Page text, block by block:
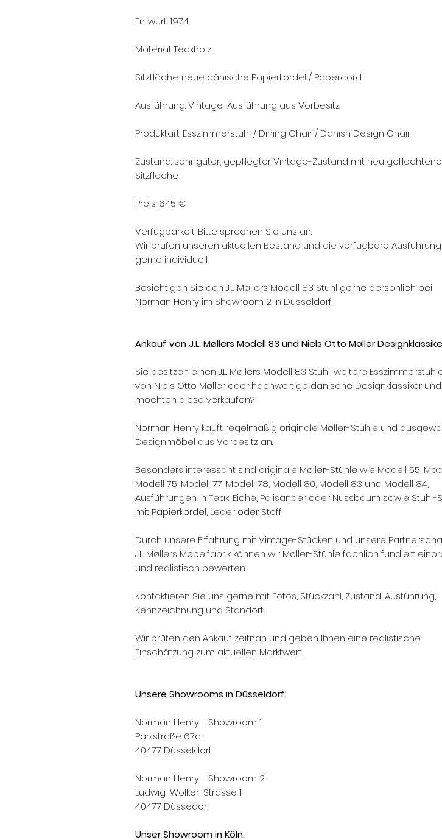
Entwurf: 1974
Material: Teakholz
Sitzfläche: neue dänische Papierkordel / Papercord
Ausführung: Vintage-Ausführung aus Vorbesitz
Produktart: Esszimmerstuhl / Dining Chair / Danish Design Chair
Zustand: sehr guter, gepflegter Vintage-Zustand mit neu
Sitzfläche
Preis: 645 €
Verfügbarkeit: Bitte sprechen Sie uns an.
Wir prüfen unseren aktuellen Bestand und die verfügbare Ausführung
gerne individuell.
Besichtigen Sie den J.L. Møllers Modell 83 Stuhl gerne persönlich bei
Norman Henry im Showroom 2 in Düsseldorf.
Ankauf von J.L. Møllers Modell 83 und Niels Otto Møller
Sie besitzen einen J.L. Møllers Modell 83 Stuhl, weitere
von Niels Otto Møller oder hochwertige dänische Designklassiker und
möchten diese verkaufen?
Norman Henry kauft regelmäßig originale Møller-Stühle und
Designmöbel aus Vorbesitz an.
Besonders interessant sind originale Møller-Stühle wie Modell 55,
Modell 75, Modell 77, Modell 78, Modell 80, Modell 83 und Modell 84,
Ausführungen in Teak, Eiche, Palisander oder Nussbaum sowie Stuhl-
mit Papierkordel, Leder oder Stoff.
Durch unsere Erfahrung mit Vintage-Stücken und unsere
J.L. Møllers Møbelfabrik können wir Møller-Stühle fachlich fundiert
und realistisch bewerten.
Kontaktieren Sie uns gerne mit Fotos, Stückzahl, Zustand, Ausführung,
Kennzeichnung und Standort.
Wir prüfen den Ankauf zeitnah und geben Ihnen eine realistische
Einschätzung zum aktuellen Marktwert.
Unsere Showrooms in Düsseldorf:
Norman Henry - Showroom 1
Parkstraße 67a
40477 Düsseldorf
Norman Henry - Showroom 2
Ludwig-Wolker-Strasse 1
40477 Düssedorf
Unser Showroom in Köln: